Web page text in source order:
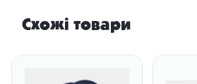
Схожі товари